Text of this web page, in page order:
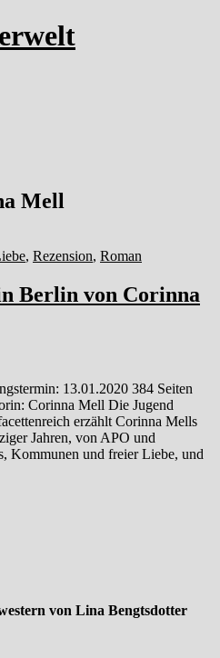
Mell
, Rezension, Roman
Berlin von Corinna
13.01.2020 384 Seiten
Corinna Mell Die Jugend
erzählt Corinna Mells
Jahren, von APO und
Kommunen und freier Liebe, und
von Lina Bengtsdotter